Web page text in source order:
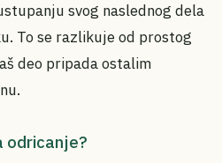
svog naslednog dela
To se razlikuje od prostog
deo pripada ostalim
odricanje?